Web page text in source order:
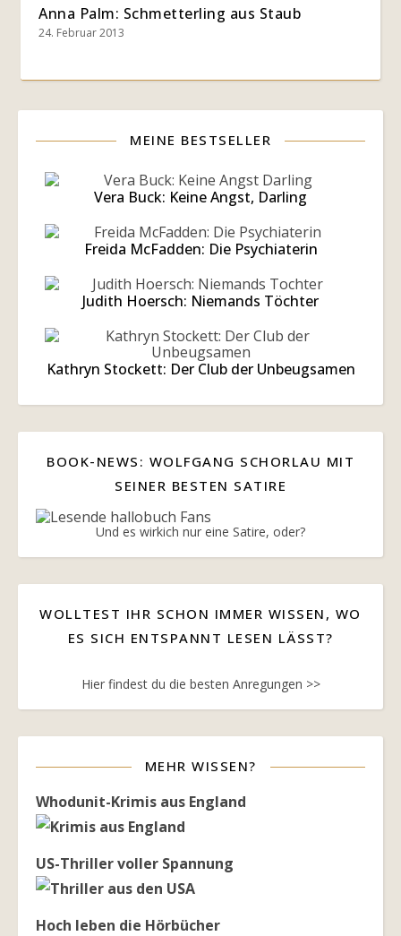
Anna Palm: Schmetterling aus Staub
24. Februar 2013
MEINE BESTSELLER
Vera Buck: Keine Angst, Darling
Freida McFadden: Die Psychiaterin
Judith Hoersch: Niemands Töchter
Kathryn Stockett: Der Club der Unbeugsamen
BOOK-NEWS: WOLFGANG SCHORLAU MIT
SEINER BESTEN SATIRE
Und es wirkich nur eine Satire, oder?
WOLLTEST IHR SCHON IMMER WISSEN, WO
ES SICH ENTSPANNT LESEN LÄSST?
Hier findest du die besten Anregungen >>
MEHR WISSEN?
Whodunit-Krimis aus England
US-Thriller voller Spannung
Hoch leben die Hörbücher